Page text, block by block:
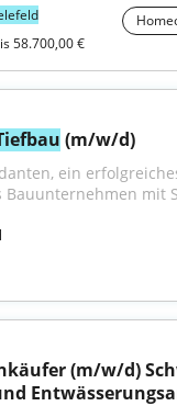
58.700,00 €
(m/w/d)
ein
mit